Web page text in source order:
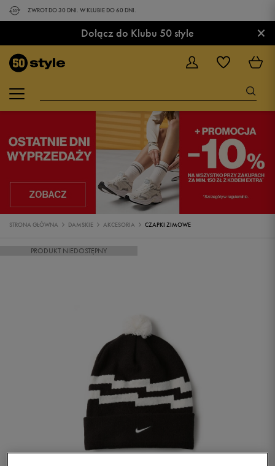
ZWROT DO 30 DNI. W KLUBIE DO 60 DNI.
Dołącz do Klubu 50 style ×
STRONA GŁÓWNA DAMSKIE AKCESORIA CZAPKI ZIMOWE
PRODUKT NIEDOSTĘPNY
1/1